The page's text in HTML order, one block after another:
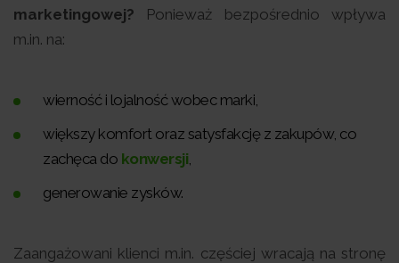
marketingowej? Ponieważ bezpośrednio wpływa
m.in. na:
wierność i lojalność wobec marki,
większy komfort oraz satysfakcję z zakupów, co
zachęca do konwersji
generowanie zysków.
Zaangażowani klienci m.in. częściej wracają na stronę